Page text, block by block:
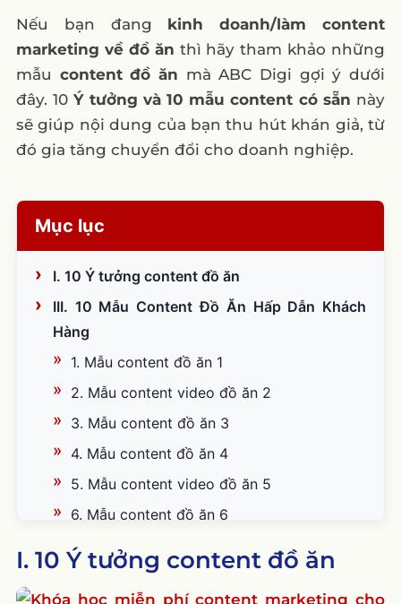
Nếu bạn đang kinh doanh/làm content
marketing về đồ ăn thì hãy tham khảo những
mẫu content đồ ăn mà ABC Digi gợi ý dưới
đây. 10Ý tưởng và 10 mẫu content có sẵn này
sẽ giúp nội dung của bạn thu hút khán giả, từ
đó gia tăng chuyển đổi cho doanh nghiệp.
Mục lục
I. 10 Ý tưởng content đồ ăn
III. 10 Mẫu Content Đồ Ăn Hấp Dẫn Khách
Hàng
1. Mẫu content đồ ăn 1
2. Mẫu content video đồ ăn 2
3. Mẫu content đồ ăn 3
4. Mẫu content đồ ăn 4
5. Mẫu content video đồ ăn 5
6. Mẫu content đồ ăn 6
7. Mẫu content đồ ăn 7
8. Mẫu content video đồ ăn 8
I. 10 Ý tưởng content đồ ăn